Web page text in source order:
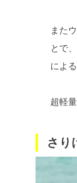
また
とで
によ
超軽
さり